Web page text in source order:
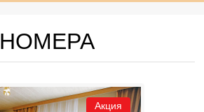
НОМЕРА
Акция